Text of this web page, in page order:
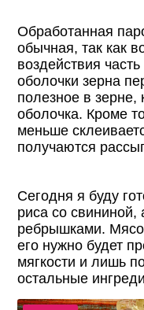
Обработанная
обычная, так как
воздействия
оболочки зерна
полезное в зерне,
оболочка. Кроме
меньше
получаются
Сегодня я буду
риса со свининой,
ребрышками.
его нужно будет
мягкости и лишь
остальные